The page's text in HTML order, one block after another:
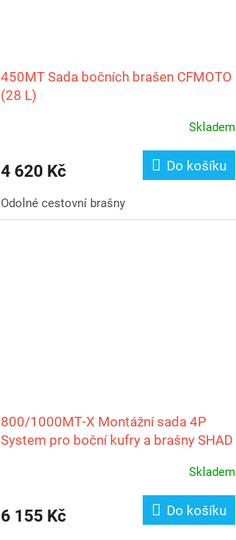
450MT Sada bočních brašen CFMOTO
(28 L)
Skladem
4 620 Kč Do košíku
Odolné cestovní brašny
800/1000MT‑X Montážní sada 4P
System pro boční kufry a brašny SHAD
Skladem
6 155 Kč Do košíku